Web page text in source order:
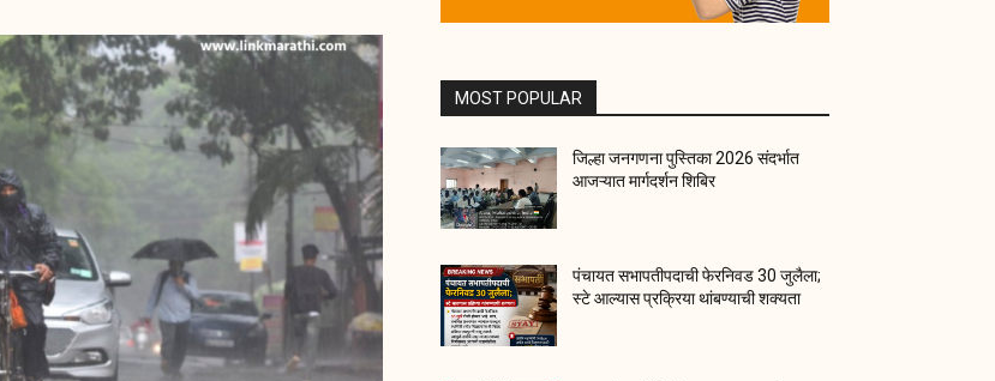
MOST POPULAR
जिल्हा जनगणना पुस्तिका 2026 संदर्भात
आजऱ्यात मार्गदर्शन शिबिर
पंचायत सभापतीपदाची फेरनिवड 30 जुलैला;
स्टे आल्यास प्रक्रिया थांबण्याची शक्यता